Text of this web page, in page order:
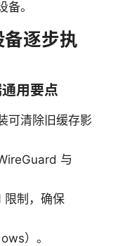
。
逐步执
用要点
可清除旧缓存影
与
限制，确保
）。